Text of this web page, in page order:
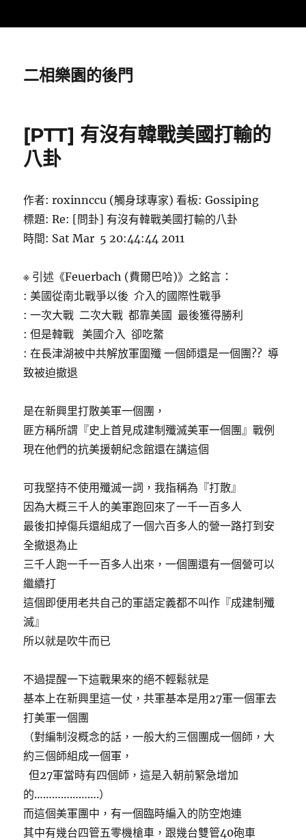
二相樂園的後門
[PTT] 有沒有韓戰美國打輸的
八卦
作者: roxinnccu (觸身球專家) 看板: Gossiping
標題: Re: [問卦] 有沒有韓戰美國打輸的八卦
時間: Sat Mar 5 20:44:44 2011
※ 引述《Feuerbach (費爾巴哈)》之銘言：
: 美國從南北戰爭以後 介入的國際性戰爭
: 一次大戰 二次大戰 都靠美國 最後獲得勝利
: 但是韓戰 美國介入 卻吃鱉
: 在長津湖被中共解放軍圍殲 一個師還是一個團?? 導
致被迫撤退
是在新興里打散美軍一個團，
匪方稱所謂『史上首見成建制殲滅美軍一個團』戰例
現在他們的抗美援朝紀念館還在講這個
可我堅持不使用殲滅一詞，我指稱為『打散』
因為大概三千人的美軍跑回來了一千一百多人
最後扣掉傷兵還組成了一個六百多人的營一路打到安
全撤退為止
三千人跑一千一百多人出來，一個團還有一個營可以
繼續打
這個即便用老共自己的軍語定義都不叫作『成建制殲
滅』
所以就是吹牛而已
不過提醒一下這戰果來的絕不輕鬆就是
基本上在新興里這一仗，共軍基本是用27軍一個軍去
打美軍一個團
（對編制沒概念的話，一般大約三個團成一個師，大
約三個師組成一個軍，
但27軍當時有四個師，這是入朝前緊急增加
的………………….）
而這個美軍團中，有一個臨時編入的防空炮連
其中有幾台四管五零機槍車，跟幾台雙管40砲車